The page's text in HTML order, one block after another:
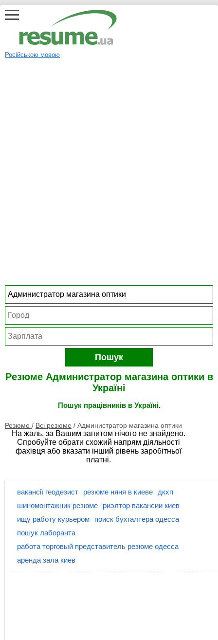
Російською мовою
Пошук
Резюме Администратор магазина оптики в
Україні
Пошук працівників в Україні.
Резюме / Всі резюме / Администратор магазина оптики
На жаль, за Вашим запитом нічого не знайдено.
Спробуйте обрати схожий напрям діяльності
фахівця або вказати інший рівень заробітньої
платні.
вакансії геодезист резюме няня в киеве
дкхп
шиномонтажник резюме
риэлтор вакансии киев
ищу работу курьером
поиск бухгалтера одесса
пошук лаборанта
работа торговый представитель резюме одесса
аренда зала киев